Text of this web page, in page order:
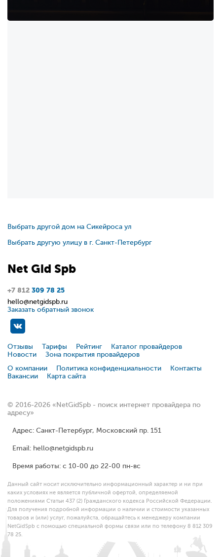
Выбрать другой дом на Сикейроса ул
Выбрать другую улицу в г. Санкт-Петербург
Net Gid Spb
+7 812 309 78 25
hello@netgidspb.ru
Заказать обратный звонок
Отзывы Тарифы Рейтинг
Каталог провайдеров
Новости
Зона покрытия провайдеров
О компании
Политика конфиденциальности
Контакты
Вакансии
Карта сайта
© 2016-2026 «NetGidSpb - поиск интернет провайдера по
адресу»
Адрес: Санкт-Петербург, Московский пр. 151
Email: hello@netgidspb.ru
Время работы: с 10-00 до 22-00 пн-вс
Данный сайт носит исключительно информационный характер и ни при
каких условиях не является публичной офертой, определяемой
положениями Статьи 437 (2) Гражданского кодекса Российской Федерации.
Для получения подробной информации о наличии и стоимости указанных
товаров и (или) услуг, пожалуйста, обращайтесь к менеджеру компании
NetGidSpb с помощью специальной формы связи или по телефону 8 812 309
78 25.